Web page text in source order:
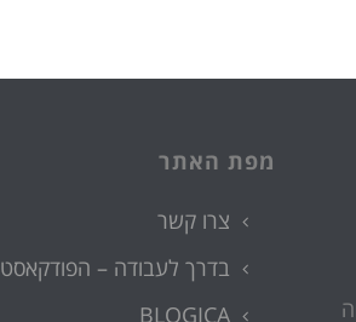
מפת האתר
צרו קשר
בדרך לעבודה – הפודקאסט
BLOGICA